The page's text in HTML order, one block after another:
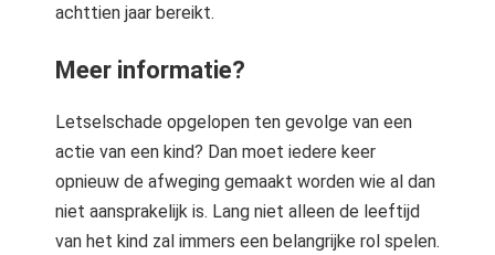
achttien jaar bereikt.
Meer informatie?
Letselschade opgelopen ten gevolge van een
actie van een kind? Dan moet iedere keer
opnieuw de afweging gemaakt worden wie al dan
niet aansprakelijk is. Lang niet alleen de leeftijd
van het kind zal immers een belangrijke rol spelen.